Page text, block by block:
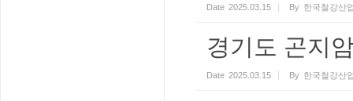
Date 2025.03.15 By 한국철강산
경기도 곤지
Date 2025.03.15 By 한국철강산